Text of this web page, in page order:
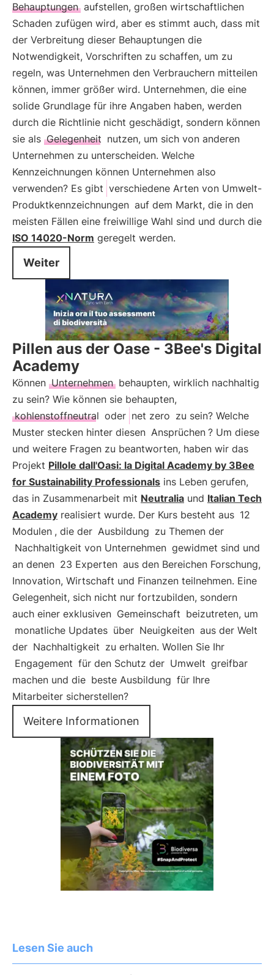
Behauptungen aufstellen, großen wirtschaftlichen
Schaden zufügen wird, aber es stimmt auch, dass mit
der Verbreitung dieser Behauptungen die
Notwendigkeit, Vorschriften zu schaffen, um zu
regeln, was Unternehmen den Verbrauchern mitteilen
können, immer größer wird. Unternehmen, die eine
solide Grundlage für ihre Angaben haben, werden
durch die Richtlinie nicht geschädigt, sondern können
sie als Gelegenheit nutzen, um sich von anderen
Unternehmen zu unterscheiden. Welche
Kennzeichnungen können Unternehmen also
verwenden? Es gibt verschiedene Arten von Umwelt-
Produktkennzeichnungen auf dem Markt, die in den
meisten Fällen eine freiwillige Wahl sind und durch die
ISO 14020-Norm geregelt werden.
Weiter
Pillen aus der Oase - 3Bee's Digital
Academy
Können Unternehmen behaupten, wirklich nachhaltig
zu sein? Wie können sie behaupten,
kohlenstoffneutral oder net zero zu sein? Welche
Muster stecken hinter diesen Ansprüchen ? Um diese
und weitere Fragen zu beantworten, haben wir das
Projekt Pillole dall'Oasi: la Digital Academy by 3Bee
for Sustainability Professionals ins Leben gerufen,
das in Zusammenarbeit mit Neutralia und Italian Tech
Academy realisiert wurde. Der Kurs besteht aus 12
Modulen , die der Ausbildung zu Themen der
Nachhaltigkeit von Unternehmen gewidmet sind und
an denen 23 Experten aus den Bereichen Forschung,
Innovation, Wirtschaft und Finanzen teilnehmen. Eine
Gelegenheit, sich nicht nur fortzubilden, sondern
auch einer exklusiven Gemeinschaft beizutreten, um
monatliche Updates über Neuigkeiten aus der Welt
der Nachhaltigkeit zu erhalten. Wollen Sie Ihr
Engagement für den Schutz der Umwelt greifbar
machen und die beste Ausbildung für Ihre
Mitarbeiter sicherstellen?
Weitere Informationen
Lesen Sie auch